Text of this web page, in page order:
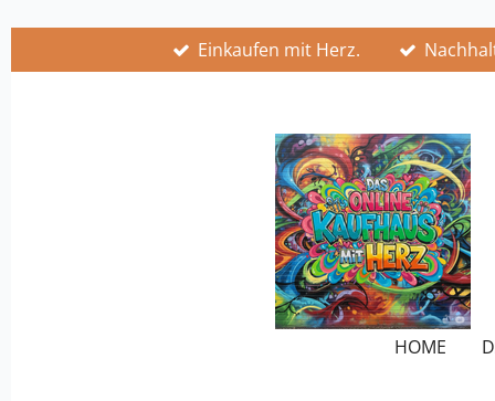
springen
Einkaufen mit Herz.
HOME